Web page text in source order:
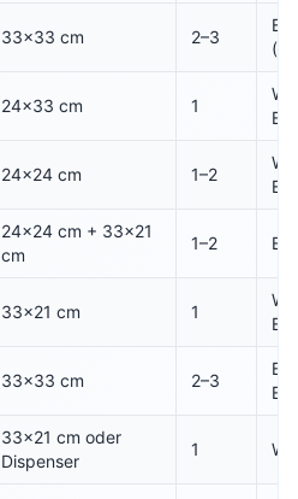
33×33 cm 2–3
24×33 cm 1
24×24 cm 1–2
24×24 cm + 33×21
cm
1–2
33×21 cm 1
33×33 cm 2–3
33×21 cm oder
Dispenser
1